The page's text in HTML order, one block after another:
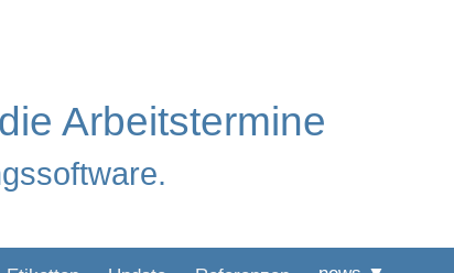
Arbeitstermine